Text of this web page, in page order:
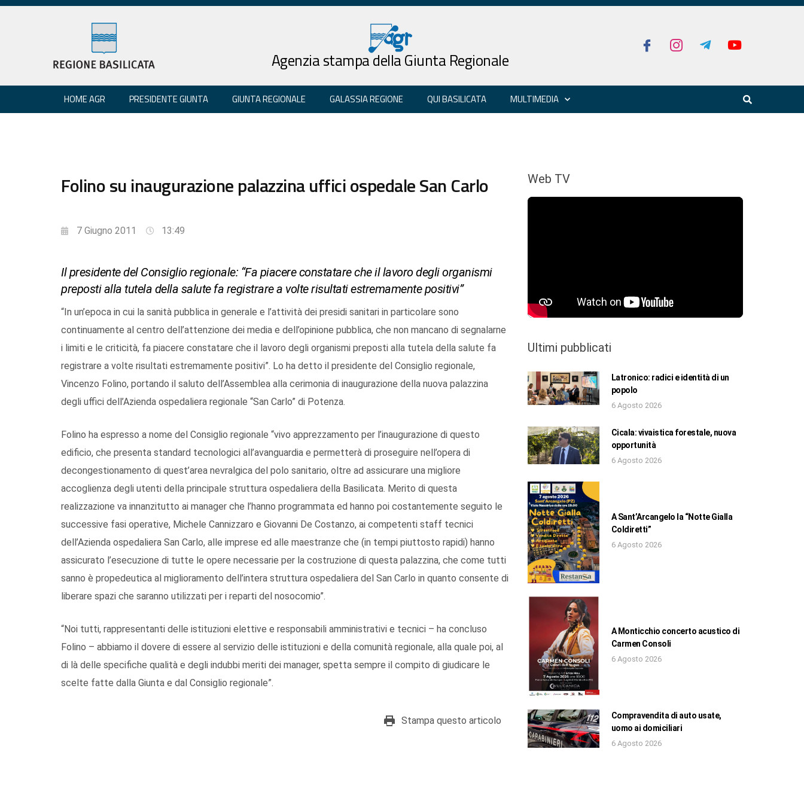
Agenzia stampa della Giunta Regionale
HOME AGR PRESIDENTE GIUNTA GIUNTA REGIONALE GALASSIA REGIONE QUI BASILICATA MULTIMEDIA
Folino su inaugurazione palazzina uffici ospedale San Carlo
7 Giugno 2011 13:49
Il presidente del Consiglio regionale: “Fa piacere constatare che il lavoro degli organismi
preposti alla tutela della salute fa registrare a volte risultati estremamente positivi”
“In un’epoca in cui la sanità pubblica in generale e l’attività dei presidi sanitari in particolare sono
continuamente al centro dell’attenzione dei media e dell’opinione pubblica, che non mancano di segnalarne
i limiti e le criticità, fa piacere constatare che il lavoro degli organismi preposti alla tutela della salute fa
registrare a volte risultati estremamente positivi”. Lo ha detto il presidente del Consiglio regionale,
Vincenzo Folino, portando il saluto dell’Assemblea alla cerimonia di inaugurazione della nuova palazzina
degli uffici dell’Azienda ospedaliera regionale “San Carlo” di Potenza.
Folino ha espresso a nome del Consiglio regionale “vivo apprezzamento per l’inaugurazione di questo
edificio, che presenta standard tecnologici all’avanguardia e permetterà di proseguire nell’opera di
decongestionamento di quest’area nevralgica del polo sanitario, oltre ad assicurare una migliore
accoglienza degli utenti della principale struttura ospedaliera della Basilicata. Merito di questa
realizzazione va innanzitutto ai manager che l’hanno programmata ed hanno poi costantemente seguito le
successive fasi operative, Michele Cannizzaro e Giovanni De Costanzo, ai competenti staff tecnici
dell’Azienda ospedaliera San Carlo, alle imprese ed alle maestranze che (in tempi piuttosto rapidi) hanno
assicurato l’esecuzione di tutte le opere necessarie per la costruzione di questa palazzina, che come tutti
sanno è propedeutica al miglioramento dell’intera struttura ospedaliera del San Carlo in quanto consente di
liberare spazi che saranno utilizzati per i reparti del nosocomio”.
“Noi tutti, rappresentanti delle istituzioni elettive e responsabili amministrativi e tecnici – ha concluso
Folino – abbiamo il dovere di essere al servizio delle istituzioni e della comunità regionale, alla quale poi, al
di là delle specifiche qualità e degli indubbi meriti dei manager, spetta sempre il compito di giudicare le
scelte fatte dalla Giunta e dal Consiglio regionale”.
Stampa questo articolo
Web TV
Ultimi pubblicati
Latronico: radici e identità di un
popolo
6 Agosto 2026
Cicala: vivaistica forestale, nuova
opportunità
6 Agosto 2026
A Sant’Arcangelo la “Notte Gialla
Coldiretti”
6 Agosto 2026
A Monticchio concerto acustico di
Carmen Consoli
6 Agosto 2026
Compravendita di auto usate,
uomo ai domiciliari
6 Agosto 2026